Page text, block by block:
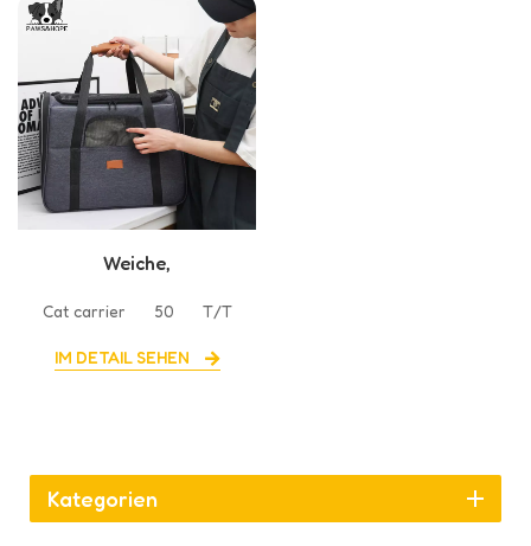
Weiche,
Reise-Welpentrage
Cat carrier 50 T/T
IM DETAIL SEHEN
Kategorien